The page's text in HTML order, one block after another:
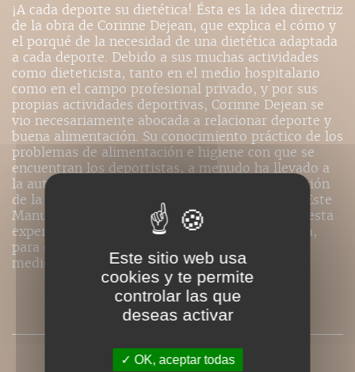
¡A cada deporte su dietética! Ésta es la idea directriz
de la obra de Corinne Dejean, que explica el cómo y
el porqué de la necesidad de una dietética adaptada
a cada deporte. Debido a sus muchas actividades
como dieteticista, tanto en el medio hospitalario
como en el campo profesional privado, y por sus
propias actividades deportivas, Corinne Dejean se
vio necesariamente abocada a relacionar deporte y
buena alimentación. Su conocimiento práctico de los
problemas de alimentación e higiene con que se
encuentran los deportistas, a menudo ha llevado a
la autora a dar consejos sobre la mejor adaptación
de la dietética a lo específico de cada deporte. Este
Manuel de diététique pour le sport es fruto de esta
experiencia: una obra práctica, clara y completa,
para el deportista que quiere poner todos los
medios para triunfar.
PRESSE
Este sitio web usa
cookies y te permite
controlar las que
deseas activar
OK, aceptar todas